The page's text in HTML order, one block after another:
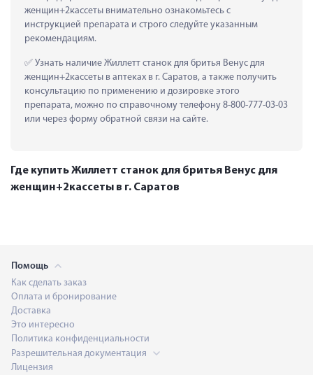
женщин+2кассеты внимательно ознакомьтесь с
инструкцией препарата и строго следуйте указанным
рекомендациям.
Узнать наличие Жиллетт станок для бритья Венус для
женщин+2кассеты в аптеках в г. Саратов, а также получить
консультацию по применению и дозировке этого
препарата, можно по справочному телефону 8-800-777-03-03
или через форму обратной связи на сайте.
Где купить Жиллетт станок для бритья Венус для
женщин+2кассеты в г. Саратов
Помощь
Как сделать заказ
Оплата и бронирование
Доставка
Это интересно
Политика конфиденциальности
Разрешительная документация
Лицензия